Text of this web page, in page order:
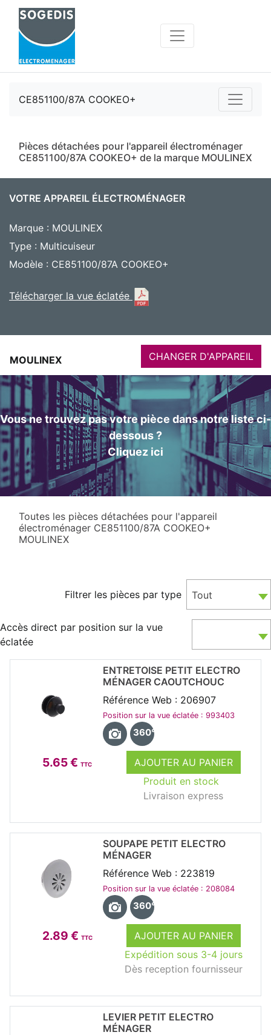
CE851100/87A COOKEO+
Pièces détachées pour l'appareil électroménager
CE851100/87A COOKEO+ de la marque MOULINEX
VOTRE APPAREIL ÉLECTROMÉNAGER
Marque : MOULINEX
Type : Multicuiseur
Modèle : CE851100/87A COOKEO+
Télécharger la vue éclatée
MOULINEX CHANGER D'APPAREIL
Vous ne trouvez pas votre pièce dans notre liste ci-
dessous ?
Cliquez ici
Toutes les pièces détachées pour l'appareil
électroménager CE851100/87A COOKEO+
MOULINEX
Filtrer les pièces par type Tout
Accès direct par position sur la vue
éclatée
5.65 € TTC
AJOUTER AU PANIER
Produit en stock
Livraison express
ENTRETOISE PETIT ELECTRO
MÉNAGER CAOUTCHOUC
Référence Web : 206907
Position sur la vue éclatée : 993403
360°
2.89 € TTC
AJOUTER AU PANIER
Expédition sous 3-4 jours
Dès reception fournisseur
SOUPAPE PETIT ELECTRO
MÉNAGER
Référence Web : 223819
Position sur la vue éclatée : 208084
360°
LEVIER PETIT ELECTRO
MÉNAGER